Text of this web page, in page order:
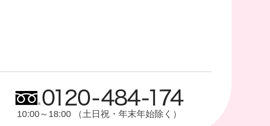
10:00～18:00 （土日祝・年末年始除く）